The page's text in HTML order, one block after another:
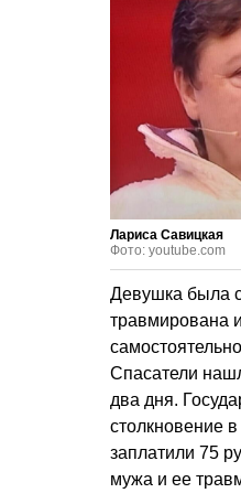
Лариса Савицкая
Фото: youtube.com
Девушка была
травмирована
Спасатели
два дня.
столкновение
заплатили 75
мужа и ее